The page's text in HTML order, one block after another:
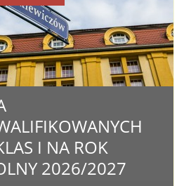
I NA ROK
2026/2027